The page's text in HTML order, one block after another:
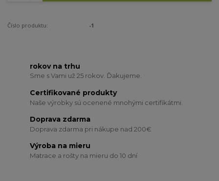
Číslo produktu: -1
rokov na trhu
Sme s Vami už 25 rokov. Ďakujeme.
Certifikované produkty
Naše výrobky sú ocenené mnohými certifikátmi.
Doprava zdarma
Doprava zdarma pri nákupe nad 200€
Výroba na mieru
Matrace a rošty na mieru do 10 dní